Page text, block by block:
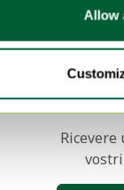
Allow
Venduto